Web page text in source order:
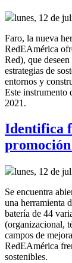
lunes, 12 de
Faro, la nueva
RedEAmérica
Red), que
estrategias de
entornos y
Este instrumento
2021.
Identifica
promoción
lunes, 12 de
Se encuentra
una herramienta
batería de 44
(organizacional,
campos de
RedEAmérica
sostenibles.